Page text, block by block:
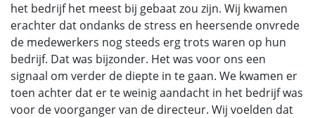
het bedrijf het meest bij gebaat zou zijn. Wij kwamen
erachter dat ondanks de stress en heersende onvrede
de medewerkers nog steeds erg trots waren op hun
bedrijf. Dat was bijzonder. Het was voor ons een
signaal om verder de diepte in te gaan. We kwamen er
toen achter dat er te weinig aandacht in het bedrijf was
voor de voorganger van de directeur. Wij voelden dat